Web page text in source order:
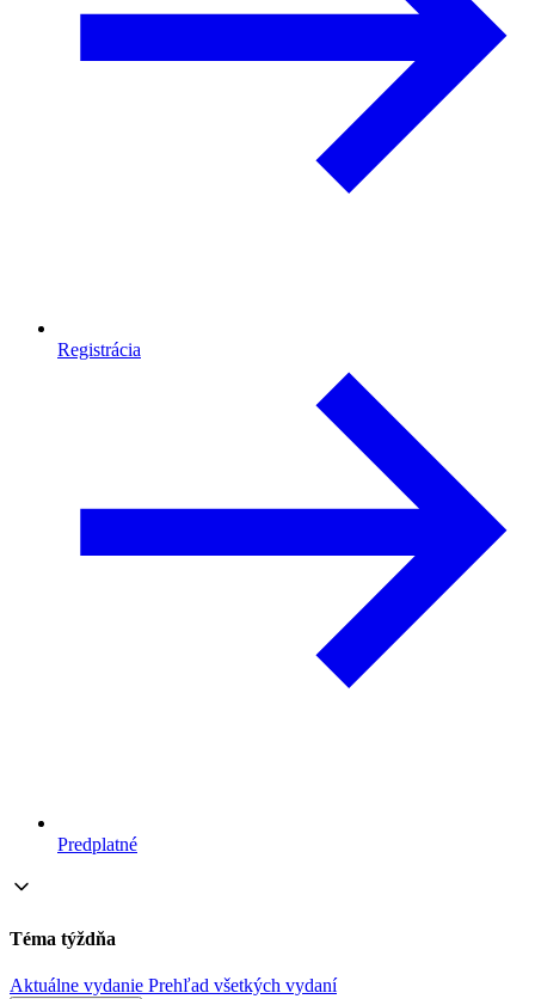
Registrácia
Predplatné
Téma týždňa
Aktuálne vydanie Prehľad všetkých vydaní